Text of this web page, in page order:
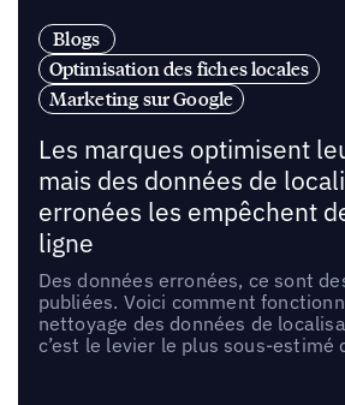
Blogs
Optimisation des fiches locales
Marketing sur Google
Les marques optimisent
mais des données de
erronées les empêchent
ligne
Des données erronées, ce sont
publiées. Voici comment
nettoyage des données de
c’est le levier le plus sous-estimé